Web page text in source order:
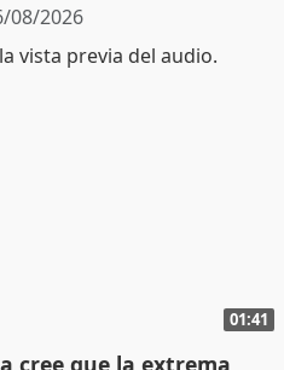
08/2026
01:41